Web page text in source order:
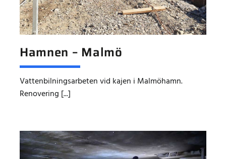
Hamnen – Malmö
Vattenbilningsarbeten vid kajen i Malmöhamn.
Renovering [...]